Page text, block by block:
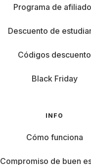
Programa de
Descuento de
Códigos descuento
Black Friday
INFO
Cómo funciona
Compromiso de buen